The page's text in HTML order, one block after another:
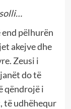
solli…
pëlhurën
akejve dhe
Zeusi i
do të
qëndrojë i
të udhëhequr